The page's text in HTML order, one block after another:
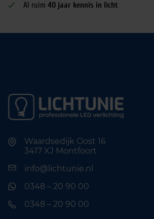
Al ruim 40 jaar kennis in licht
Waardsedijk Oost 16
3417 XJ Montfoort
info@lichtunie.nl
0348 – 20 90 00
0348 – 20 90 00